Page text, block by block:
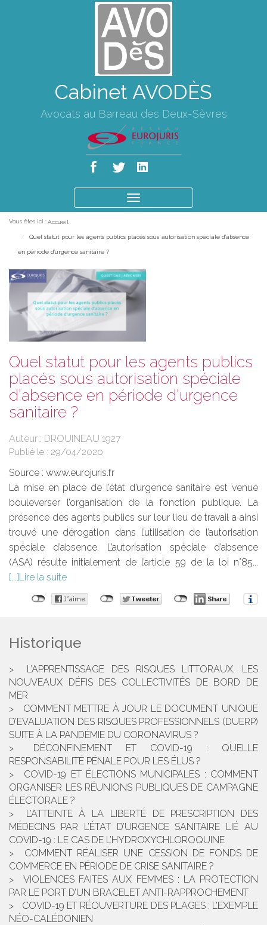
Cabinet AVODÈS
Avocats au Barreau des Deux-Sèvres
le
Vous êtes ici : Accueil
Quel statut pour les agents publics placés sous autorisation spéciale d'absence
en période d'urgence sanitaire ?
Quel statut pour les agents publics
placés sous autorisation spéciale
d'absence en période d'urgence
sanitaire ?
Auteur : DROUINEAU 1927
Publié le : 29/04/2020
Source : www.eurojuris.fr
La mise en place de l’état d’urgence sanitaire est venue
bouleverser l’organisation de la fonction publique. La
présence des agents publics sur leur lieu de travail a ainsi
trouvé une dérogation dans l’utilisation de l’autorisation
spéciale d’absence. L’autorisation spéciale d’absence
(ASA) résulte initialement de l’article 59 de la loi n°85...
Lire la suite
Historique
L’APPRENTISSAGE DES RISQUES LITTORAUX, LES
NOUVEAUX DÉFIS DES COLLECTIVITÉS DE BORD DE
MER
COMMENT METTRE À JOUR LE DOCUMENT UNIQUE
D’EVALUATION DES RISQUES PROFESSIONNELS (DUERP)
SUITE À LA PANDÉMIE DU CORONAVIRUS ?
DÉCONFINEMENT ET COVID-19 : QUELLE
RESPONSABILITÉ PÉNALE POUR LES ÉLUS ?
COVID-19 ET ÉLECTIONS MUNICIPALES : COMMENT
ORGANISER LES RÉUNIONS PUBLIQUES DE CAMPAGNE
ÉLECTORALE ?
L’ATTEINTE À LA LIBERTÉ DE PRESCRIPTION DES
MÉDECINS PAR L’ÉTAT D’URGENCE SANITAIRE LIÉ AU
COVID-19 : LE CAS DE L’HYDROXYCHLOROQUINE
COMMENT RÉALISER UNE CESSION DE FONDS DE
COMMERCE EN PÉRIODE DE CRISE SANITAIRE ?
VIOLENCES FAITES AUX FEMMES : LA PROTECTION
PAR LE PORT D’UN BRACELET ANTI-RAPPROCHEMENT
COVID-19 ET RÉOUVERTURE DES PLAGES : L’EXEMPLE
NÉO-CALÉDONIEN